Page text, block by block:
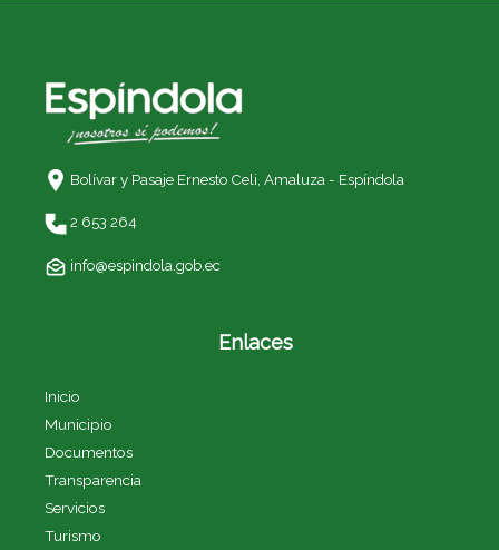
Bolívar y Pasaje Ernesto Celi, Amaluza - Espíndola
2 653 264
info@espindola.gob.ec
Enlaces
Inicio
Municipio
Documentos
Transparencia
Servicios
Turismo